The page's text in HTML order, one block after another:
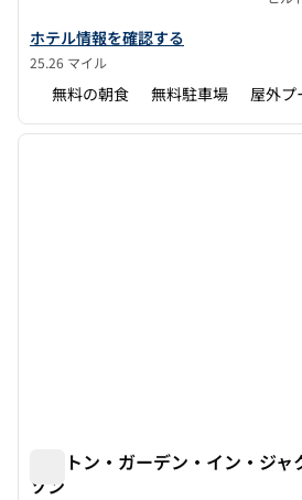
ハンプトン・イン・カントンの詳細を見
ホテル情報を確認する
25.26 マイル
無料の朝食 無料駐車場 屋外プ
1/12
ヒルトン・ガーデン・イン・ジ
ソン